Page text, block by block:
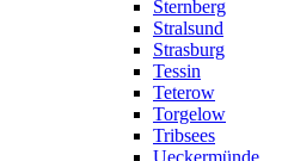
Sternberg
Stralsund
Strasburg
Tessin
Teterow
Torgelow
Tribsees
Ueckermünde